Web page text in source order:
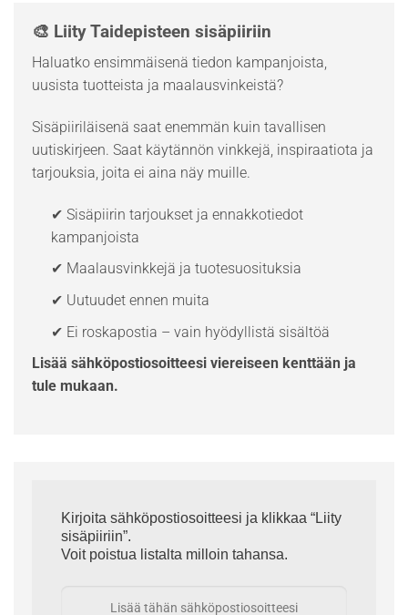
🎨 Liity Taidepisteen sisäpiiriin
Haluatko ensimmäisenä tiedon kampanjoista,
uusista tuotteista ja maalausvinkeistä?
Sisäpiiriläisenä saat enemmän kuin tavallisen
uutiskirjeen. Saat käytännön vinkkejä, inspiraatiota ja
tarjouksia, joita ei aina näy muille.
✔ Sisäpiirin tarjoukset ja ennakkotiedot
kampanjoista
✔ Maalausvinkkejä ja tuotesuosituksia
✔ Uutuudet ennen muita
✔ Ei roskapostia – vain hyödyllistä sisältöä
Lisää sähköpostiosoitteesi viereiseen kenttään ja
tule mukaan.
Kirjoita sähköpostiosoitteesi ja klikkaa “Liity
sisäpiiriin”.
Voit poistua listalta milloin tahansa.